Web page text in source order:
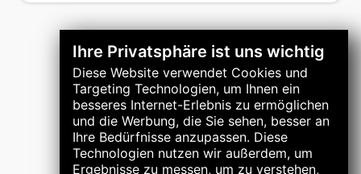
Ihre Privatsphäre ist uns wichtig
Diese Website verwendet Cookies und
Targeting Technologien, um Ihnen ein
besseres Internet-Erlebnis zu ermöglichen
und die Werbung, die Sie sehen, besser an
Ihre Bedürfnisse anzupassen. Diese
Technologien nutzen wir außerdem, um
Ergebnisse zu messen, um zu verstehen,